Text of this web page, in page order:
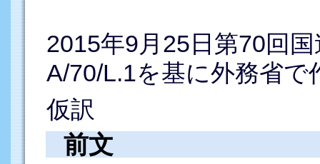
2015年9月25日第70回
A/70/L.1を基に外務省で
仮訳
前文